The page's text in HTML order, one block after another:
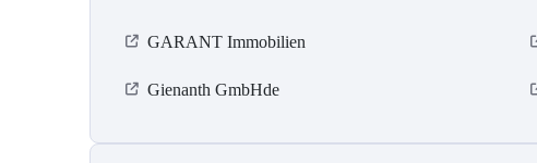
GARANT Immobilien
Gienanth GmbHde